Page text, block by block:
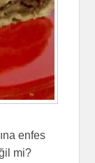
enfes
mi?